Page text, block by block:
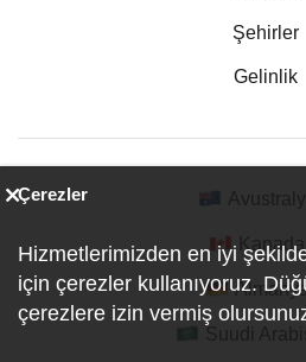
Şehirler
Gelinlik
Kanada
Çerezler
Hizmetlerimizden en iyi
için çerezler kullanıyoruz.
çerezlere izin vermiş